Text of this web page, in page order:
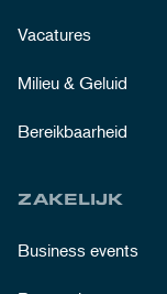
Vacatures
Milieu & Geluid
Bereikbaarheid
ZAKELIJK
Business events